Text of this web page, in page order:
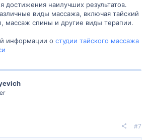
достижения наилучших результатов.
виды массажа, включая тайский
массаж спины и другие виды терапии.
информации о студии тайского массажа
#7